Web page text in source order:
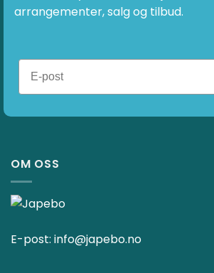
arrangementer, salg og tilbud.
OM OSS
E-post: info@japebo.no